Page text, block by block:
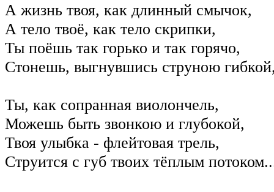
А жизнь твоя, как длинный смычок,
А тело твоё, как тело скрипки,
Ты поёшь так горько и так горячо,
Стонешь, выгнувшись струною
Ты, как сопранная виолончель,
Можешь быть звонкою и глубокой,
Твоя улыбка - флейтовая трель,
Струится с губ твоих тёплым